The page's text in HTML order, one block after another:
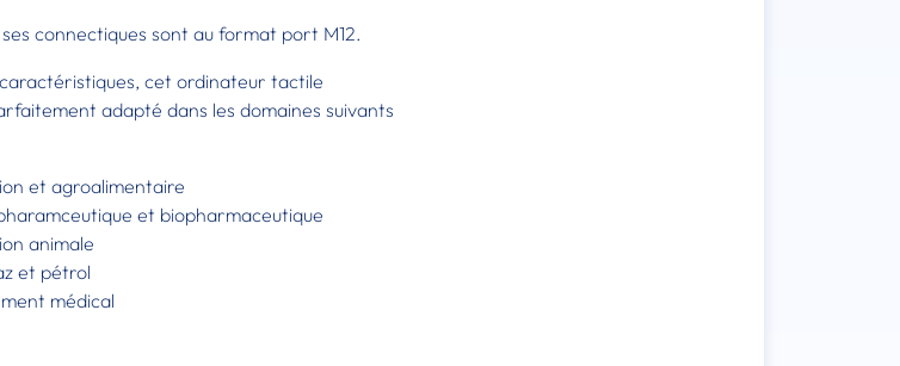
connectiques sont au format port M12.
cet ordinateur tactile
adapté dans les domaines suivants
et agroalimentaire
et biopharmaceutique
animale
et pétrol
médical